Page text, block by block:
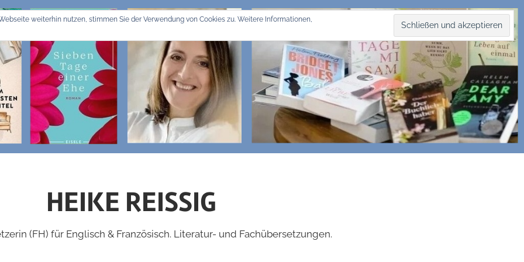
HEIKE REISSIG
(FH) für Englisch & Französisch. Literatur- und Fachübersetzungen.
weiterhin nutzen, stimmen Sie der Verwendung von Cookies zu. Weitere Informationen,